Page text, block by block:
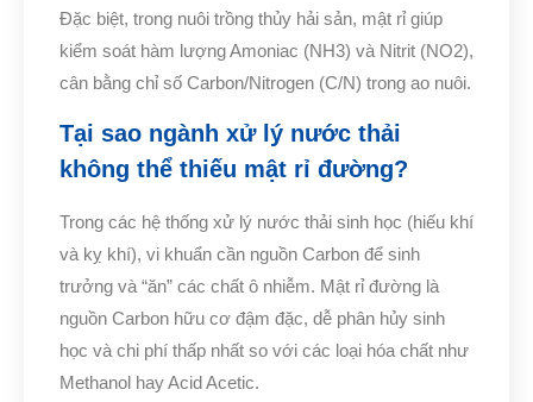
Đặc biệt, trong nuôi trồng thủy hải sản, mật rỉ giúp
kiểm soát hàm lượng Amoniac (NH3) và Nitrit (NO2),
cân bằng chỉ số Carbon/Nitrogen (C/N) trong ao nuôi.
Tại sao ngành xử lý nước thải
không thể thiếu mật rỉ đường?
Trong các hệ thống xử lý nước thải sinh học (hiếu khí
và kỵ khí), vi khuẩn cần nguồn Carbon để sinh
trưởng và “ăn” các chất ô nhiễm. Mật rỉ đường là
nguồn Carbon hữu cơ đậm đặc, dễ phân hủy sinh
học và chi phí thấp nhất so với các loại hóa chất như
Methanol hay Acid Acetic.